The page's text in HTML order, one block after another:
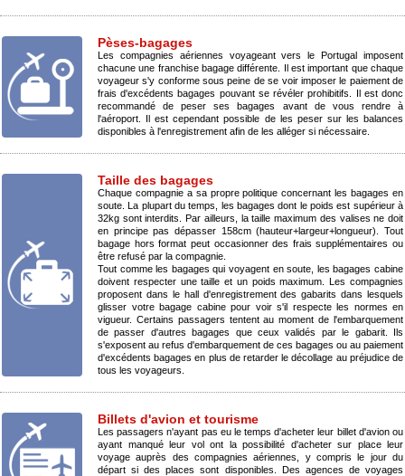
Pèses-bagages
Les compagnies aériennes voyageant vers le Portugal imposent
chacune une franchise bagage différente. Il est important que chaque
voyageur s'y conforme sous peine de se voir imposer le paiement de
frais d'excédents bagages pouvant se révéler prohibitifs. Il est donc
recommandé de peser ses bagages avant de vous rendre à
l'aéroport. Il est cependant possible de les peser sur les balances
disponibles à l'enregistrement afin de les alléger si nécessaire.
Taille des bagages
Chaque compagnie a sa propre politique concernant les bagages en
soute. La plupart du temps, les bagages dont le poids est supérieur à
32kg sont interdits. Par ailleurs, la taille maximum des valises ne doit
en principe pas dépasser 158cm (hauteur+largeur+longueur). Tout
bagage hors format peut occasionner des frais supplémentaires ou
être refusé par la compagnie.
Tout comme les bagages qui voyagent en soute, les bagages cabine
doivent respecter une taille et un poids maximum. Les compagnies
proposent dans le hall d'enregistrement des gabarits dans lesquels
glisser votre bagage cabine pour voir s'il respecte les normes en
vigueur. Certains passagers tentent au moment de l'embarquement
de passer d'autres bagages que ceux validés par le gabarit. Ils
s'exposent au refus d'embarquement de ces bagages ou au paiement
d'excédents bagages en plus de retarder le décollage au préjudice de
tous les voyageurs.
Billets d'avion et tourisme
Les passagers n'ayant pas eu le temps d'acheter leur billet d'avion ou
ayant manqué leur vol ont la possibilité d'acheter sur place leur
voyage auprès des compagnies aériennes, y compris le jour du
départ si des places sont disponibles. Des agences de voyages